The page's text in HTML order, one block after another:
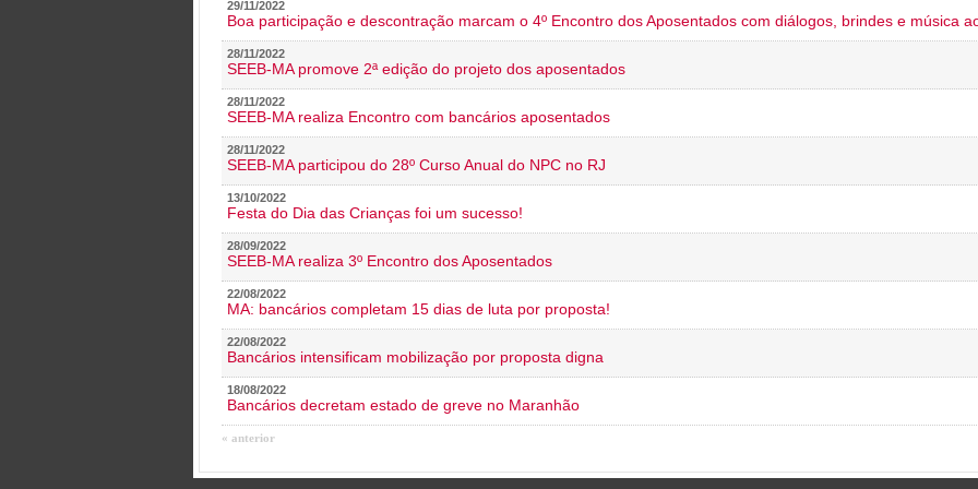
29/11/2022
Boa participação e descontração marcam o 4º Encontro dos Aposentados com diálogos, brindes e música
28/11/2022
SEEB-MA promove 2ª edição do projeto dos aposentados
28/11/2022
SEEB-MA realiza Encontro com bancários aposentados
28/11/2022
SEEB-MA participou do 28º Curso Anual do NPC no RJ
13/10/2022
Festa do Dia das Crianças foi um sucesso!
28/09/2022
SEEB-MA realiza 3º Encontro dos Aposentados
22/08/2022
MA: bancários completam 15 dias de luta por proposta!
22/08/2022
Bancários intensificam mobilização por proposta digna
18/08/2022
Bancários decretam estado de greve no Maranhão
« anterior